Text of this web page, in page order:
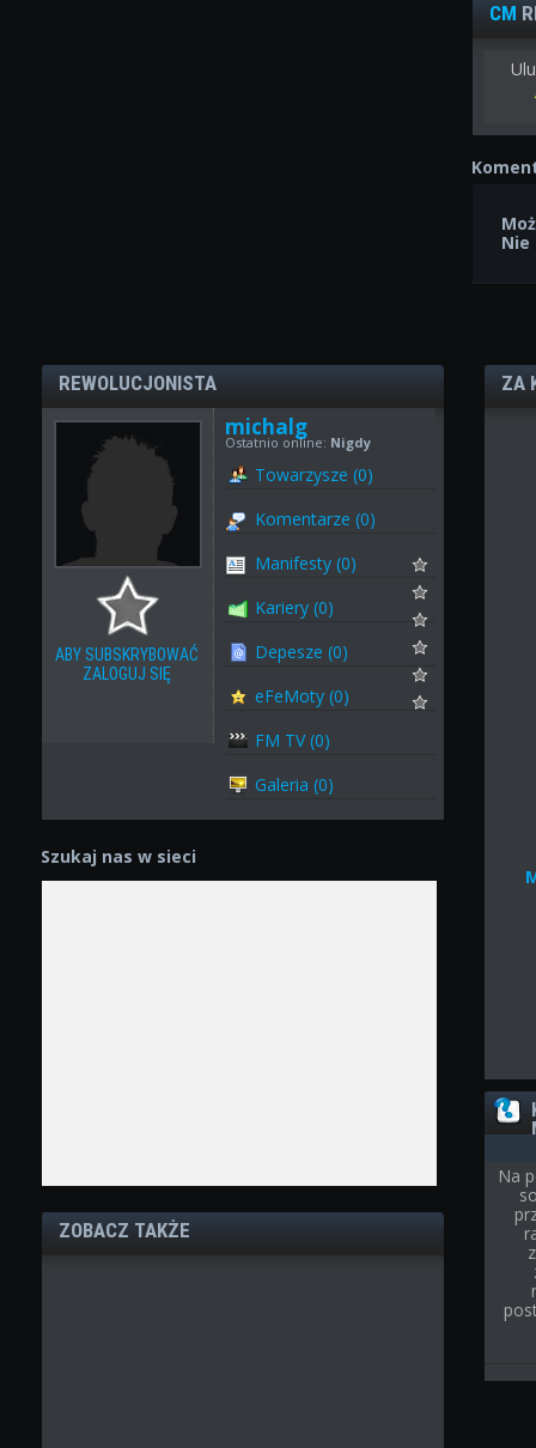
CM
REWOLUCJONISTA
ABY SUBSKRYBOWAĆ
ZALOGUJ SIĘ
michalg
Ostatnio online: Nigdy
Towarzysze (0)
Komentarze (0)
Manifesty (0)
Kariery (0)
Depesze (0)
eFeMoty (0)
FM TV (0)
Galeria (0)
Szukaj nas w sieci
ZOBACZ TAKŻE
ZA
Na